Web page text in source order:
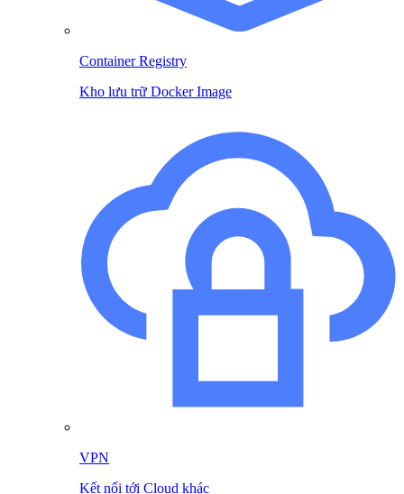
Container Registry
Kho lưu trữ Docker Image
VPN
Kết nối tới Cloud khác